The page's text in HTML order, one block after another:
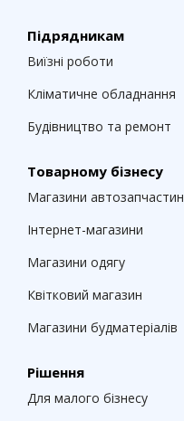
Підрядникам
Виїзні роботи
Кліматичне обладнання
Будівництво та ремонт
Товарному бізнесу
Магазини автозапчастин
Інтернет-магазини
Магазини одягу
Квітковий магазин
Магазини будматеріалів
Рішення
Для малого бізнесу